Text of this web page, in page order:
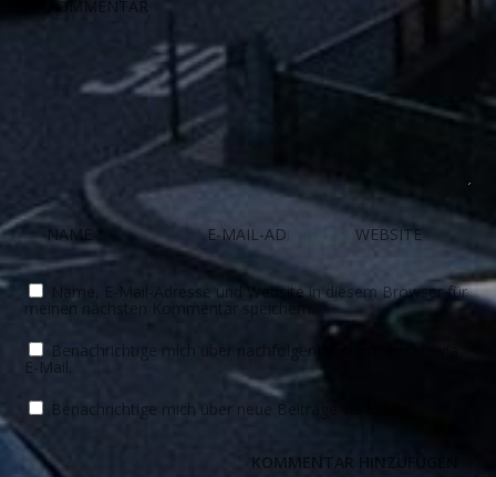
Name, E-Mail-Adresse und Website in diesem Browser für
meinen nächsten Kommentar speichern.
Benachrichtige mich über nachfolgende Kommentare via
E-Mail.
Benachrichtige mich über neue Beiträge via E-Mail.